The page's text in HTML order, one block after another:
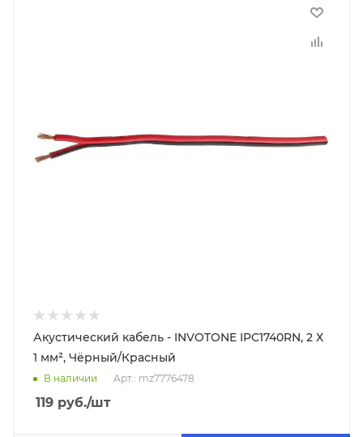
Акустический кабель - INVOTONE IPC1740RN, 2 Х
1 мм², Чёрный/Красный
В наличии Арт.: mz7776478
119 руб./шт